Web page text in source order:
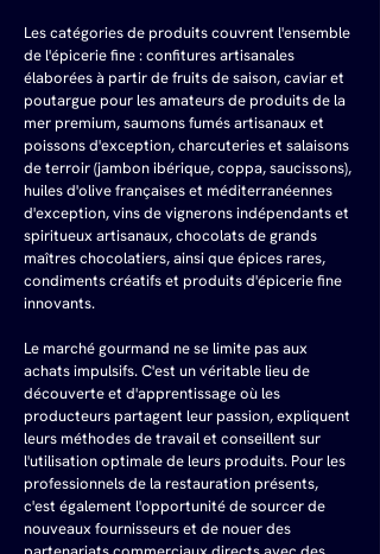
Les catégories de produits couvrent l'ensemble
de l'épicerie fine : confitures artisanales
élaborées à partir de fruits de saison, caviar et
poutargue pour les amateurs de produits de la
mer premium, saumons fumés artisanaux et
poissons d'exception, charcuteries et salaisons
de terroir (jambon ibérique, coppa, saucissons),
huiles d'olive françaises et méditerranéennes
d'exception, vins de vignerons indépendants et
spiritueux artisanaux, chocolats de grands
maîtres chocolatiers, ainsi que épices rares,
condiments créatifs et produits d'épicerie fine
innovants.
Le marché gourmand ne se limite pas aux
achats impulsifs. C'est un véritable lieu de
découverte et d'apprentissage où les
producteurs partagent leur passion, expliquent
leurs méthodes de travail et conseillent sur
l'utilisation optimale de leurs produits. Pour les
professionnels de la restauration présents,
c'est également l'opportunité de sourcer de
nouveaux fournisseurs et de nouer des